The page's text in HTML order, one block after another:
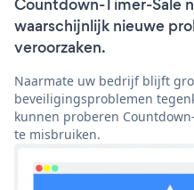
waarschijnlijk nieuwe
veroorzaken.
Naarmate uw bedrijf blijft
beveiligingsproblemen
kunnen proberen
te misbruiken.